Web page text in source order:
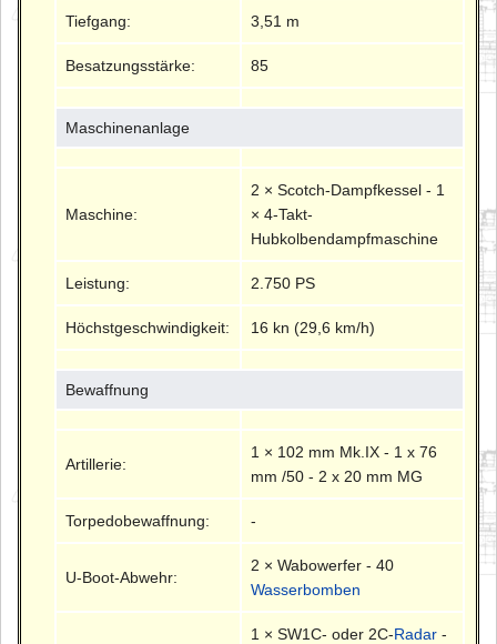
Tiefgang: 3,51 m
Besatzungsstärke: 85
Maschinenanlage
Maschine:
2 × Scotch-Dampfkessel - 1
× 4-Takt-
Hubkolbendampfmaschine
Leistung: 2.750 PS
Höchstgeschwindigkeit: 16 kn (29,6 km/h)
Bewaffnung
Artillerie:
1 × 102 mm Mk.IX - 1 x 76
mm /50 - 2 x 20 mm MG
Torpedobewaffnung: -
U-Boot-Abwehr:
2 × Wabowerfer - 40
Wasserbomben
1 × SW1C- oder 2C-Radar -